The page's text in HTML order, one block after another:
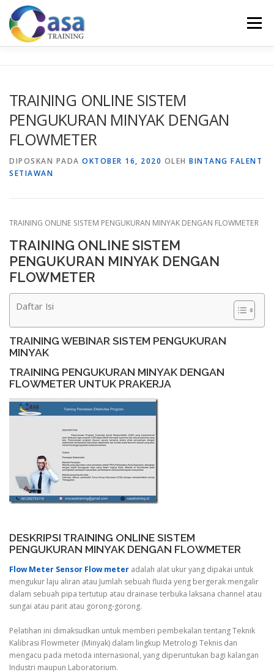
Lompat
konten
Menu
KONTAK KAMI SERTIFIKASI EVALUASI
TRAINING ONLINE SISTEM
PENGUKURAN MINYAK DENGAN
FLOWMETER
DIPOSKAN PADA OKTOBER 16, 2020 OLEH BINTANG FALENT
SETIAWAN
TRAINING ONLINE SISTEM PENGUKURAN MINYAK DENGAN FLOWMETER
TRAINING ONLINE SISTEM
PENGUKURAN MINYAK DENGAN
FLOWMETER
Daftar Isi
TRAINING WEBINAR SISTEM PENGUKURAN
MINYAK
TRAINING PENGUKURAN MINYAK DENGAN
FLOWMETER UNTUK PRAKERJA
DESKRIPSI TRAINING ONLINE SISTEM
PENGUKURAN MINYAK DENGAN FLOWMETER
Flow Meter Sensor Flow meter adalah alat ukur yang dipakai untuk
mengukur laju aliran atau Jumlah sebuah fluida yeng bergerak mengalir
dalam sebuah pipa tertutup atau drainase terbuka laksana channel atau
sungai atau parit atau gorong-gorong.
Pelatihan ini dimaksudkan untuk memberi pembekalan tentang Teknik
Kalibrasi Flowmeter (Minyak) dalam lingkup Metrologi Teknis dan
mengacu pada metoda internasional, yang diperuntukan bagi kalangan
Industri maupun Laboratorium.